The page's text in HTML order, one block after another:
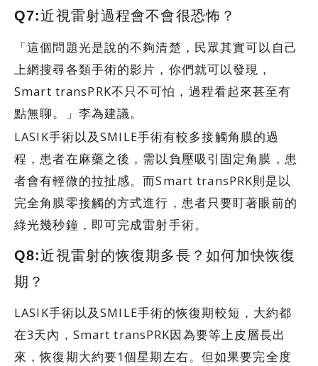
Q7:近視雷射過程會不會很恐怖？
「這個問題光是說的不夠清楚，民眾其實可以自己
上網搜尋各類手術的影片，你們就可以發現，
Smart transPRK不只不可怕，過程看起來甚至有
點無聊。」李為建議。
LASIK手術以及SMILE手術有較多接觸角膜的過
程，患者在麻藥之後，需以負壓吸引固定角膜，患
者會有輕微的拉扯感。而Smart transPRK則是以
完全角膜零接觸的方式進行，患者只要盯著眼前的
綠光幾秒鐘，即可完成雷射手術。
Q8:近視雷射的恢復期多長？如何加快恢復
期？
LASIK手術以及SMILE手術的恢復期較短，大約都
在3天內，Smart transPRK因為要等上皮層長出
來，恢復期大約要1個星期左右。但如果要完全度